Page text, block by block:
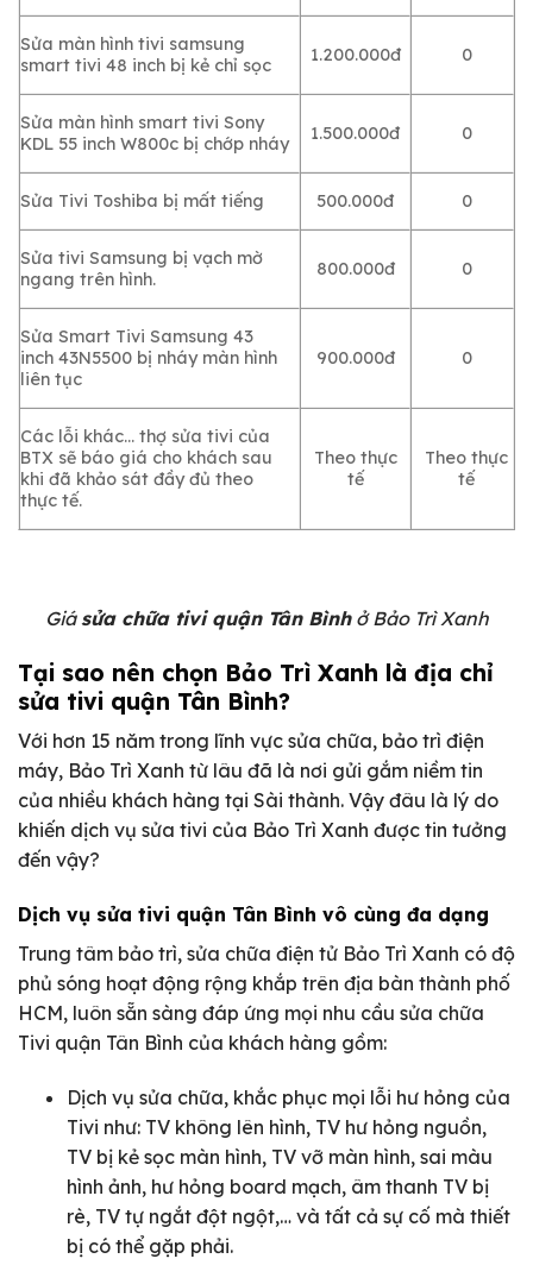
Sửa màn hình tivi samsung
smart tivi 48 inch bị kẻ chỉ sọc
1.200.000đ 0
Sửa màn hình smart tivi Sony
KDL 55 inch W800c bị chớp nháy
1.500.000đ 0
Sửa Tivi Toshiba bị mất tiếng 500.000đ 0
Sửa tivi Samsung bị vạch mờ
ngang trên hình.
800.000đ 0
Sửa Smart Tivi Samsung 43
inch 43N5500 bị nháy màn hình
liên tục
900.000đ 0
Các lỗi khác… thợ sửa tivi của
BTX sẽ báo giá cho khách sau
khi đã khảo sát đầy đủ theo
thực tế.
Theo thực
tế
Theo thực
tế
Giásửa chữa tivi quận Tân Bìnhở Bảo Trì Xanh
Tại sao nên chọn Bảo Trì Xanh là địa chỉ
sửa tivi quận Tân Bình?
Với hơn 15 năm trong lĩnh vực sửa chữa, bảo trì điện
máy, Bảo Trì Xanh từ lâu đã là nơi gửi gắm niềm tin
của nhiều khách hàng tại Sài thành. Vậy đâu là lý do
khiến dịch vụ sửa tivi của Bảo Trì Xanh được tin tưởng
đến vậy?
Dịch vụ sửa tivi quận Tân Bình vô cùng đa dạng
Trung tâm bảo trì, sửa chữa điện tử Bảo Trì Xanh có độ
phủ sóng hoạt động rộng khắp trên địa bàn thành phố
HCM, luôn sẵn sàng đáp ứng mọi nhu cầu sửa chữa
Tivi quận Tân Bình của khách hàng gồm:
Dịch vụ sửa chữa, khắc phục mọi lỗi hư hỏng của
Tivi như: TV không lên hình, TV hư hỏng nguồn,
TV bị kẻ sọc màn hình, TV vỡ màn hình, sai màu
hình ảnh, hư hỏng board mạch, âm thanh TV bị
rè, TV tự ngắt đột ngột,… và tất cả sự cố mà thiết
bị có thể gặp phải.